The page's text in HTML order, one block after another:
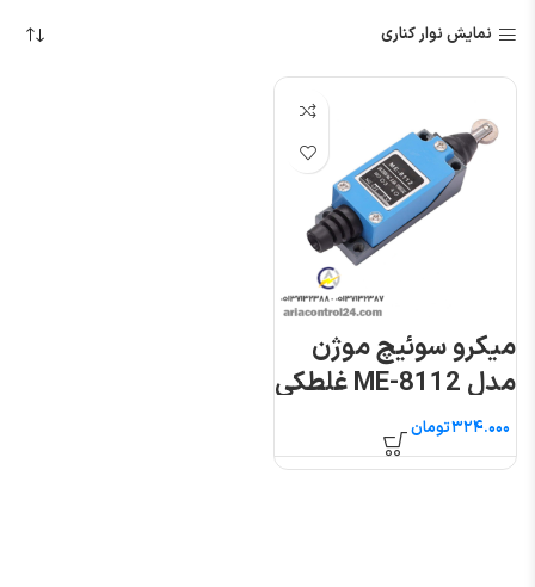
نمایش نوار کناری
میکرو سوئیچ موژن
مدل ME-8112 غلطکی
فشاریتومان